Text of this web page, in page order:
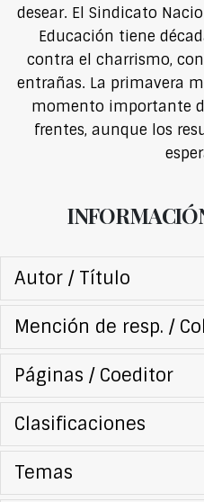
desear. El Sindicato
Educación tiene
contra el charrismo,
entrañas. La primavera
momento importante
frentes, aunque los
Autor / Título
Mención de resp. /
Páginas / Coeditor
Clasificaciones
Temas